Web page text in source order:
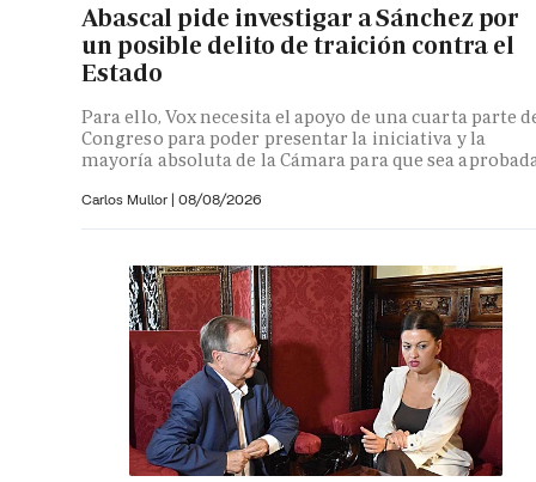
Abascal pide investigar a Sánchez por
un posible delito de traición contra el
Estado
Para ello, Vox necesita el apoyo de una cuarta parte
Congreso para poder presentar la iniciativa y la
mayoría absoluta de la Cámara para que sea
Carlos Mullor | 08/08/2026